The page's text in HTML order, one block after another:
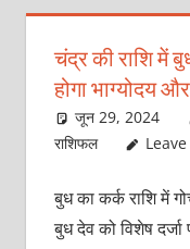
चंद्र की राशि में
होगा भाग्योदय
जून 29, 2024
राशिफल
बुध का कर्क राशि में
बुध देव को विशेष दर्जा